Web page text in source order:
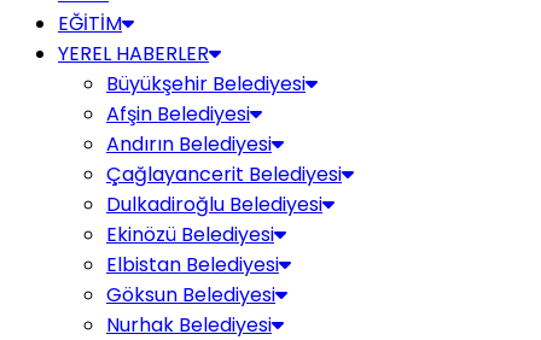
EĞİTİM
YEREL HABERLER
Büyükşehir Belediyesi
Afşin Belediyesi
Andırın Belediyesi
Çağlayancerit Belediyesi
Dulkadiroğlu Belediyesi
Ekinözü Belediyesi
Elbistan Belediyesi
Göksun Belediyesi
Nurhak Belediyesi